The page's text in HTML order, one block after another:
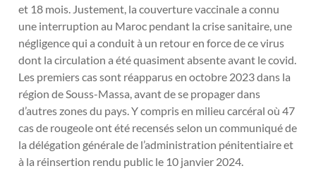
et 18 mois. Justement, la couverture vaccinale a connu
une interruption au Maroc pendant la crise sanitaire, une
négligence qui a conduit à un retour en force de ce virus
dont la circulation a été quasiment absente avant le covid.
Les premiers cas sont réapparus en octobre 2023 dans la
région de Souss-Massa, avant de se propager dans
d’autres zones du pays. Y compris en milieu carcéral où 47
cas de rougeole ont été recensés selon un communiqué de
la délégation générale de l’administration pénitentiaire et
à la réinsertion rendu public le 10 janvier 2024.